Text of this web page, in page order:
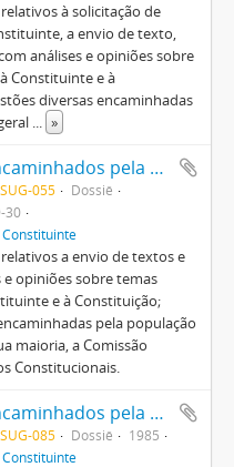
à solicitação de
a envio de texto,
análises e opiniões sobre
Constituinte e à
diversas encaminhadas
... »
Documentos encaminhados pela população em geral
055
Dossiê
30
a envio de textos e
opiniões sobre temas
e à Constituição;
pela população
maioria, a Comissão
Constitucionais.
Documentos encaminhados pela população em geral
085 Dossiê
1985